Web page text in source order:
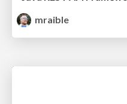
mraible